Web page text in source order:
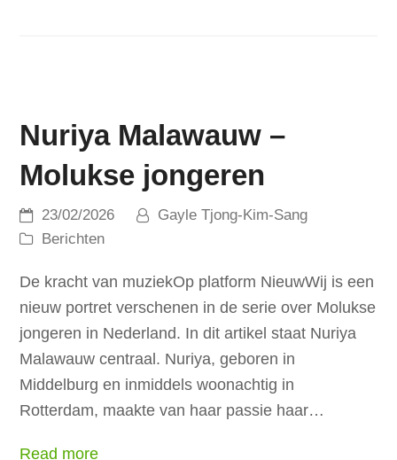
Nuriya Malawauw –
Molukse jongeren
23/02/2026
Gayle Tjong-Kim-Sang
Berichten
De kracht van muziekOp platform NieuwWij is een
nieuw portret verschenen in de serie over Molukse
jongeren in Nederland. In dit artikel staat Nuriya
Malawauw centraal. Nuriya, geboren in
Middelburg en inmiddels woonachtig in
Rotterdam, maakte van haar passie haar…
Read more